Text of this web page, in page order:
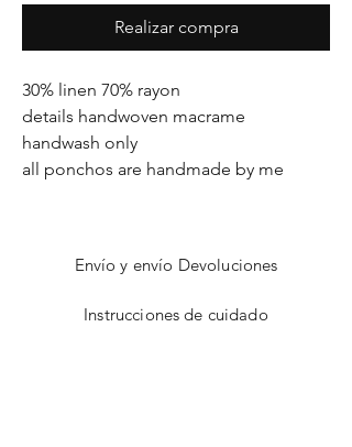
Realizar compra
30% linen 70% rayon
details handwoven macrame
handwash only
all ponchos are handmade by me
Envío y envío Devoluciones
Instrucciones de cuidado